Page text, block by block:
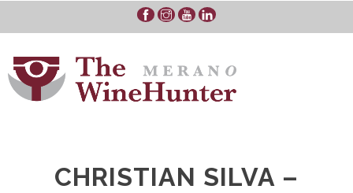
CHRISTIAN SILVA –